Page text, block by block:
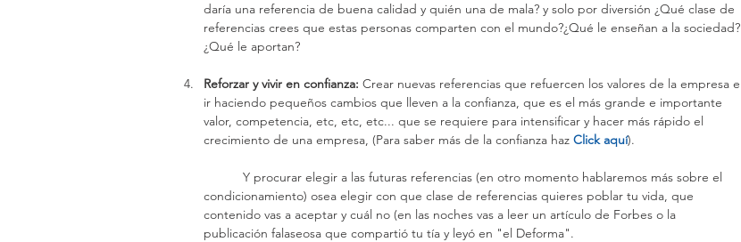
daría una referencia de buena calidad y quién una de mala? y solo por diversión ¿Qué clase de
referencias crees que estas personas comparten con el mundo?¿Qué le enseñan a la sociedad?
¿Qué le aportan?
Reforzar y vivir en confianza: Crear nuevas referencias que refuercen los valores de la empresa e
ir haciendo pequeños cambios que lleven a la confianza, que es el más grande e importante
valor, competencia, etc, etc, etc... que se requiere para intensificar y hacer más rápido el
crecimiento de una empresa, (Para saber más de la confianza haz Click aquí).
condicionamiento) osea elegir con que clase de referencias quieres poblar tu vida, que
contenido vas a aceptar y cuál no (en las noches vas a leer un artículo de Forbes o la
publicación falaseosa que compartió tu tía y leyó en "el Deforma".